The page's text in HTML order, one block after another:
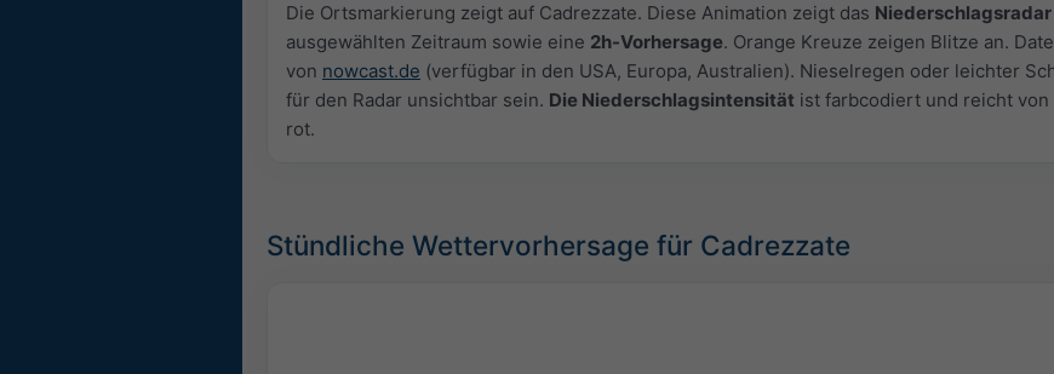
Die Ortsmarkierung zeigt auf Cadrezzate. Diese Animation zeigt das Niederschlagsradar
ausgewählten Zeitraum sowie eine 2h-Vorhersage. Orange Kreuze zeigen Blitze an.
von nowcast.de (verfügbar in den USA, Europa, Australien). Nieselregen oder leichter
für den Radar unsichtbar sein. Die Niederschlagsintensität ist farbcodiert und reicht von
rot.
Stündliche Wettervorhersage für Cadrezzate